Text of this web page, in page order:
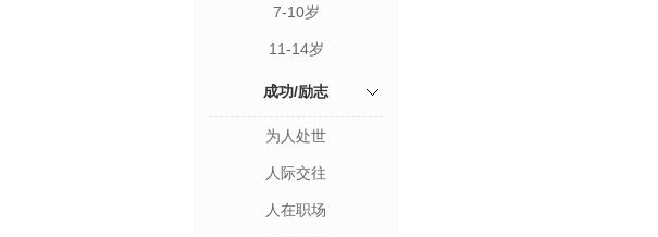
7-10岁
11-14岁
成功/励志
为人处世
人际交往
人在职场